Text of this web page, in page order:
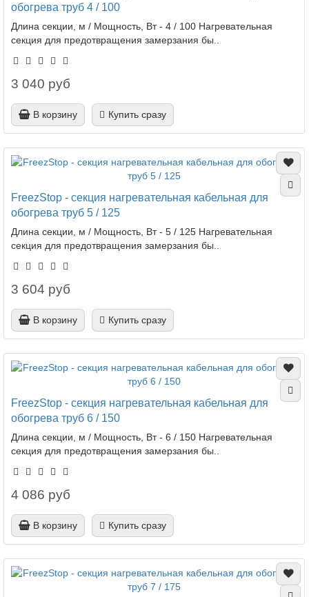
обогрева труб 4 / 100
Длина секции, м / Мощность, Вт - 4 / 100 Нагревательная
секция для предотвращения замерзания бы..
3 040 руб
В корзину Купить сразу
FreezStop - секция нагревательная кабельная для
обогрева труб 5 / 125
Длина секции, м / Мощность, Вт - 5 / 125 Нагревательная
секция для предотвращения замерзания бы..
3 604 руб
В корзину Купить сразу
FreezStop - секция нагревательная кабельная для
обогрева труб 6 / 150
Длина секции, м / Мощность, Вт - 6 / 150 Нагревательная
секция для предотвращения замерзания бы..
4 086 руб
В корзину Купить сразу